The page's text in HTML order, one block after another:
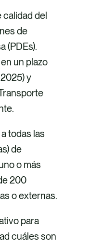
calidad del
de
(PDEs).
un plazo
y
todas las
de
o más
200
o externas.
para
cuáles son